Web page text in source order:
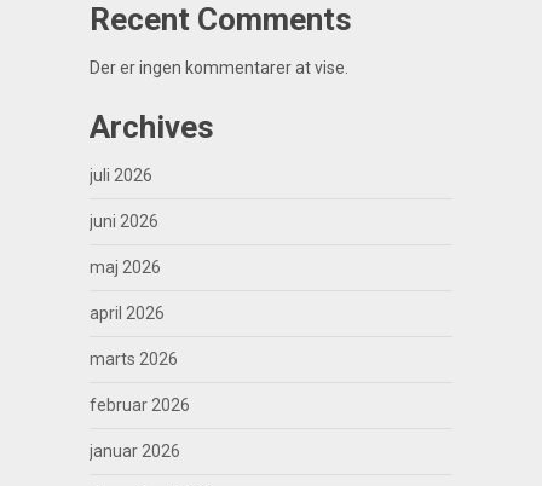
Recent Comments
Der er ingen kommentarer at vise.
Archives
juli 2026
juni 2026
maj 2026
april 2026
marts 2026
februar 2026
januar 2026